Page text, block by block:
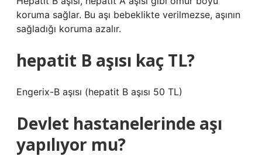
koruma sağlar. Bu aşı bebeklikte verilmezse, aşının
sağladığı koruma azalır.
hepatit B aşısı kaç TL?
Engerix-B aşısı (hepatit B aşısı 50 TL)
Devlet hastanelerinde aşı
yapılıyor mu?